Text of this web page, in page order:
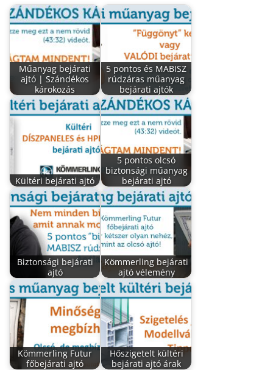
Műanyag bejárati
ajtó | Szándékos
károkozás
5 pontos és MABISZ
rúdzáras műanyag
bejárati ajtók
Kültéri bejárati ajtó
5 pontos olcsó
biztonsági műanyag
bejárati ajtó
Biztonsági bejárati
ajtó
Kömmerling bejárati
ajtó vélemény
Kömmerling Futur
főbejárati ajtó
Hőszigetelt kültéri
bejárati ajtó árak